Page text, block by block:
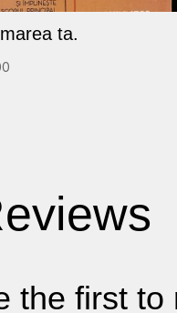
ta.
the first to